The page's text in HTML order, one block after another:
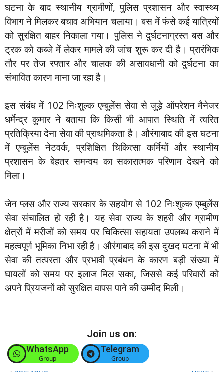
घटना के बाद स्थानीय ग्रामीणों, पुलिस प्रशासन और स्वास्थ्य
विभाग ने मिलकर बचाव अभियान चलाया। बस में फंसे कई यात्रियों
को सुरक्षित बाहर निकाला गया। पुलिस ने दुर्घटनाग्रस्त बस और
ट्रक को कब्जे में लेकर मामले की जांच शुरू कर दी है। प्रारंभिक
तौर पर तेज रफ्तार और चालक की असावधानी को दुर्घटना का
संभावित कारण माना जा रहा है।
इस संबंध में 102 निःशुल्क एम्बुलेंस सेवा से जुड़े ऑपरेशन मैनेजर
धर्मेन्द्र कुमार ने बताया कि किसी भी आपात स्थिति में त्वरित
प्रतिक्रिया देना सेवा की प्राथमिकता है। औरंगाबाद की इस घटना
में एम्बुलेंस नेटवर्क, प्रशिक्षित चिकित्सा कर्मियों और स्थानीय
प्रशासन के बेहतर समन्वय का सकारात्मक परिणाम देखने को
मिला।
जेन प्लस और राज्य सरकार के सहयोग से 102 निःशुल्क एम्बुलेंस
सेवा संचालित हो रही है। यह सेवा राज्य के शहरी और ग्रामीण
क्षेत्रों में मरीजों को समय पर चिकित्सा सहायता उपलब्ध कराने में
महत्वपूर्ण भूमिका निभा रही है। औरंगाबाद की इस दुखद घटना में भी
सेवा की तत्परता और प्रभावी प्रबंधन के कारण बड़ी संख्या में
घायलों को समय पर इलाज मिल सका, जिससे कई परिवारों को
अपने प्रियजनों को सुरक्षित वापस पाने की उम्मीद मिली।
Join us on:
WhatsApp
Group
Telegram
Group